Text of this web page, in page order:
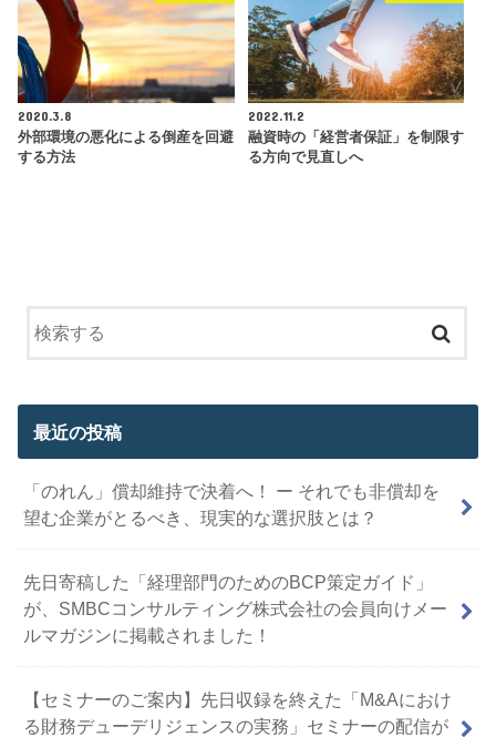
2020.3.8
外部環境の悪化による倒産を回避
する方法
2022.11.2
融資時の「経営者保証」を制限す
る方向で見直しへ
最近の投稿
「のれん」償却維持で決着へ！ ー それでも非償却を
望む企業がとるべき、現実的な選択肢とは？
先日寄稿した「経理部門のためのBCP策定ガイド」
が、SMBCコンサルティング株式会社の会員向けメー
ルマガジンに掲載されました！
【セミナーのご案内】先日収録を終えた「M&Aにおけ
る財務デューデリジェンスの実務」セミナーの配信が